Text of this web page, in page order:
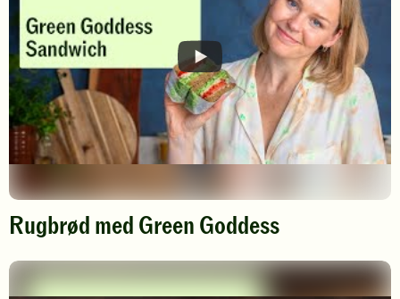
Rugbrød med Green Goddess
Spill
av